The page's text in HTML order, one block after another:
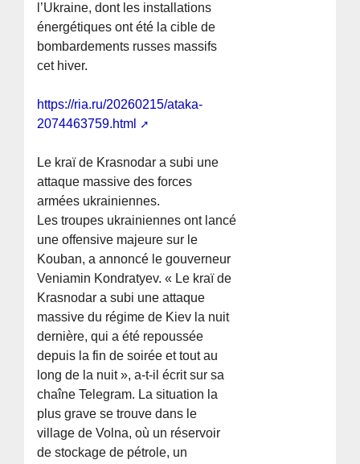
l’Ukraine, dont les installations
énergétiques ont été la cible de
bombardements russes massifs
cet hiver.
https://ria.ru/20260215/ataka-
2074463759.html
Le kraï de Krasnodar a subi une
attaque massive des forces
armées ukrainiennes.
Les troupes ukrainiennes ont lancé
une offensive majeure sur le
Kouban, a annoncé le gouverneur
Veniamin Kondratyev. « Le kraï de
Krasnodar a subi une attaque
massive du régime de Kiev la nuit
dernière, qui a été repoussée
depuis la fin de soirée et tout au
long de la nuit », a-t-il écrit sur sa
chaîne Telegram. La situation la
plus grave se trouve dans le
village de Volna, où un réservoir
de stockage de pétrole, un